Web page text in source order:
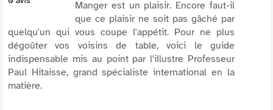
Manger est un plaisir. Encore faut-il
que ce plaisir ne soit pas gâché par
quelqu'un qui vous coupe l'appétit. Pour ne plus
dégoûter vos voisins de table, voici le guide
indispensable mis au point par l'illustre Professeur
Paul Hitaisse, grand spécialiste international en la
matière.